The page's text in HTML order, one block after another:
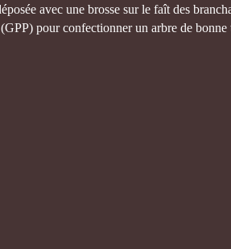
avec une brosse sur le faît des
pour confectionner un arbre de bonne